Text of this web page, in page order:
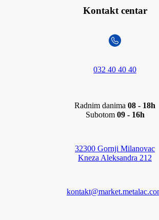
Kontakt centar
032 40 40 40
Radnim danima 08 - 18h
Subotom 09 - 16h
32300 Gornji Milanovac
Kneza Aleksandra 212